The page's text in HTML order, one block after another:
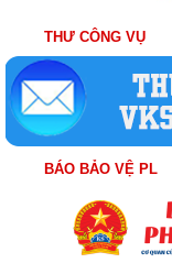
THƯ CÔNG VỤ
BÁO BẢO VỆ PL